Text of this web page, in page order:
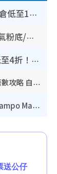
開倉優惠 | 尖沙咀海港城名牌波鞋開倉低至1折！On鞋$899起／Joy&Peace鞋履$98起
CHANEL美妝限時減價低至3折！人氣粉底/唇膏/精華液低至$275！COCO香水都有平
開倉優惠｜尖沙咀名牌行李箱開倉低至4折！一連5日 American Tourister/ace./Hallmark $200起！
【8月生日優惠2026】全港85大食買玩著數攻略 自助餐/火鍋放題同行免費＋誠品/DONKI送現金券
開倉優惠｜銅鑼灣時代廣場Doughnut/Campo Marzio開倉低至1折！背囊、書包、手袋劈價$200起